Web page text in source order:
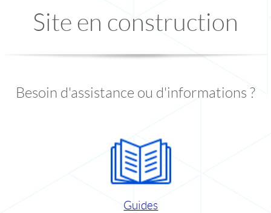
Site en construction
Besoin d'assistance ou d'informations ?
Guides